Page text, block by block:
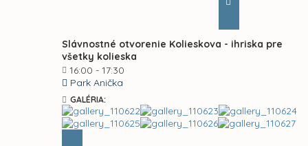
Slávnostné otvorenie Kolieskova - ihriska pre
všetky kolieska
16:00 - 17:30
Park Anička
GALÉRIA: